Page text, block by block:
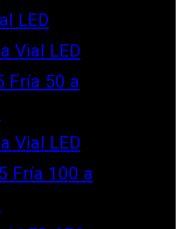
LED
Vial LED
Fría 50 a
Vial LED
Fría 100 a